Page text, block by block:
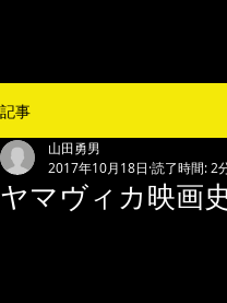
記事
ヤマヴィカ映画
山田勇男
2017年10月18日 読了時間: 2